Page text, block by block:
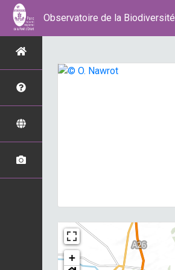
Observatoire de la Biodiversité
+